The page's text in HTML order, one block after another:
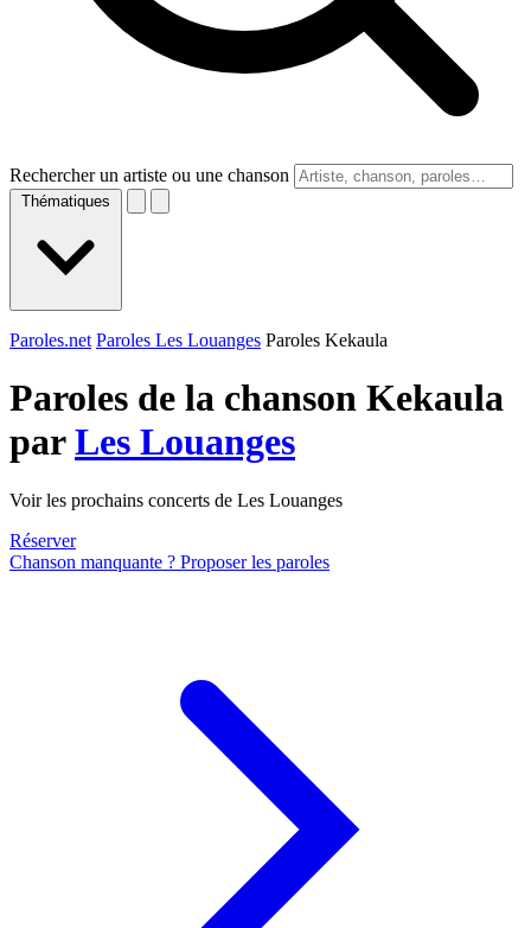
Rechercher un artiste ou une chanson
Thématiques
Paroles.net Paroles Les Louanges Paroles Kekaula
Paroles de la chanson Kekaula
parLes Louanges
Voir les prochains concerts de Les Louanges
Réserver
Chanson manquante ? Proposer les paroles